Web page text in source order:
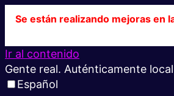
Se están realizando mejoras en
Ir al contenido
Gente real. Auténticamente
Español